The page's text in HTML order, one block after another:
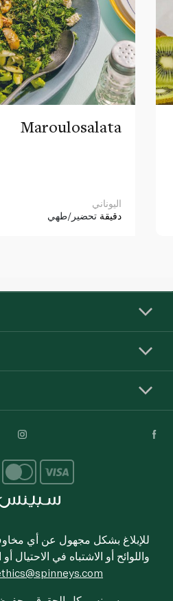
Maroulosalata
اليوناني
دقيقة تحضير/طهي
للإبلاغ بشكل مجهول عن أي
واللوائح أو الاشتباه في الاحتيال